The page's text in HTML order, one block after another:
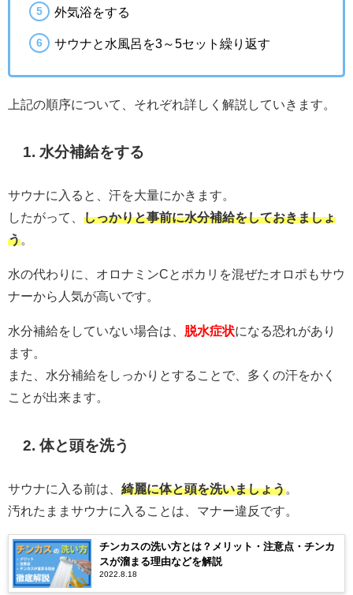
外気浴をする
サウナと水風呂を3～5セット繰り返す
上記の順序について、それぞれ詳しく解説していきます。
1. 水分補給をする
サウナに入ると、汗を大量にかきます。
したがって、 しっかりと事前に水分補給をしておきましょ
う。
水の代わりに、オロナミンCとポカリを混ぜたオロポもサウ
ナーから人気が高いです。
水分補給をしていない場合は、 脱水症状になる恐れがあり
ます。
また、水分補給をしっかりとすることで、多くの汗をかく
ことが出来ます。
2. 体と頭を洗う
サウナに入る前は、 綺麗に体と頭を洗いましょう。
汚れたままサウナに入ることは、マナー違反です。
チンカスの洗い方とは？メリット・注意点・チンカ
スが溜まる理由などを解説
2022.8.18